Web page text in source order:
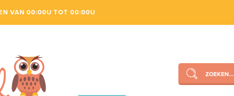
VAN 00:00U TOT 00:00U
ZOEKEN...
SEARCH